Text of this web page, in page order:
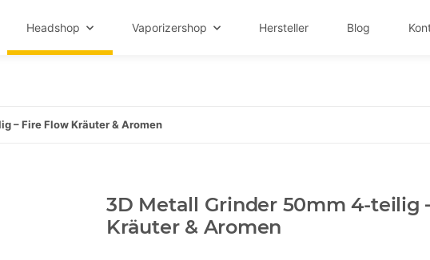
Headshop Vaporizershop Hersteller Blog
– Fire Flow Kräuter & Aromen
3D Metall Grinder 50mm 4-teilig
Kräuter & Aromen